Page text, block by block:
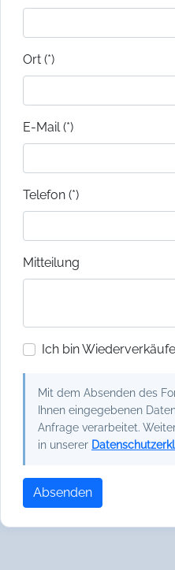
Ort (*)
E-Mail (*)
Telefon (*)
Mitteilung
Ich bin
Mit dem Absenden des
Ihnen eingegebenen
Anfrage verarbeitet.
in unserer
Absenden